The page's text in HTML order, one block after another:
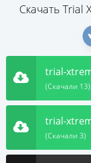
Скачать Trial
trial-
(Скачали 13)
trial-
(Скачали 3)